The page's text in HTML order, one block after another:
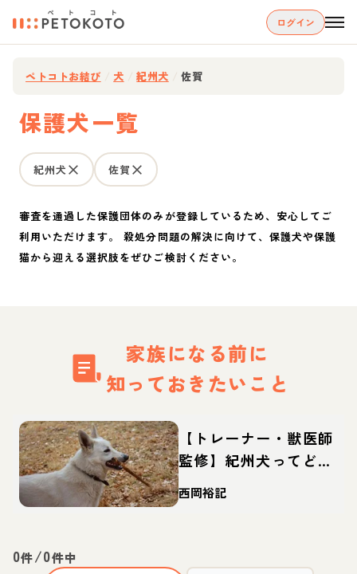
ログイン
ペトコトお結び 犬 紀州犬 佐賀
保護犬一覧
紀州犬 佐賀
審査を通過した保護団体のみが登録しているため、安心してご
利用いただけます。 殺処分問題の解決に向けて、保護犬や保護
猫から迎える選択肢をぜひご検討ください。
家族になる前に
知っておきたいこと
【トレーナー・獣医師
監修】紀州犬ってどん
な犬？性格・特徴・育
て方・迎え方
西岡裕記
0件/0件中